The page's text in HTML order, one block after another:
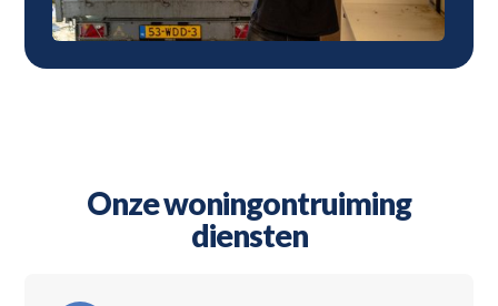
Onze woningontruiming
diensten